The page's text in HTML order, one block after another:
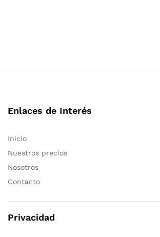
Enlaces de Interés
Inicio
Nuestros precios
Nosotros
Contacto
Privacidad